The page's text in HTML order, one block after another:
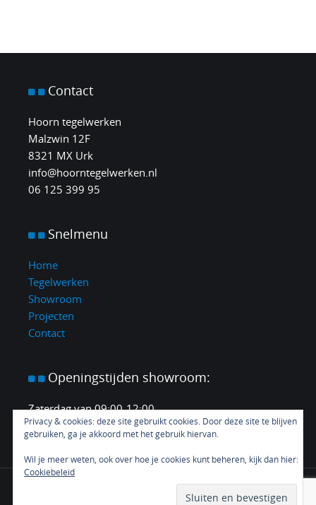
Contact
Hoorn tegelwerken
Malzwin 12F
8321 MX Urk
info@hoorntegelwerken.nl
06 125 399 95
Snelmenu
Home
Tegelwerken
Showroom
Projecten
Contact
Openingstijden showroom:
Zaterdag van 09:00-12:00.
En elke middag en avond op afspraak.
Copyright ©
Privacy & cookies: deze site gebruikt cookies. Door deze site te blijven
gebruiken, ga je akkoord met het gebruik hiervan.
Wil je meer weten, ook over hoe je cookies kunt beheren, kijk dan hier:
Cookiebeleid